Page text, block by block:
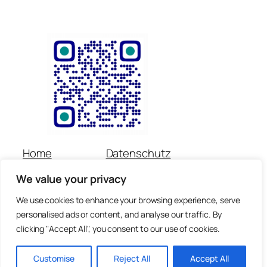
We value your privacy
We use cookies to enhance your browsing experience, serve
personalised ads or content, and analyse our traffic. By
clicking "Accept All", you consent to our use of cookies.
Customise Reject All Accept All
Home
Veranstaltungen
Spenden
Datenschutz
Kontakt
Newsletter
© Copyright für alle Inhalte : Preetorius Stiftung 2018 –
heute